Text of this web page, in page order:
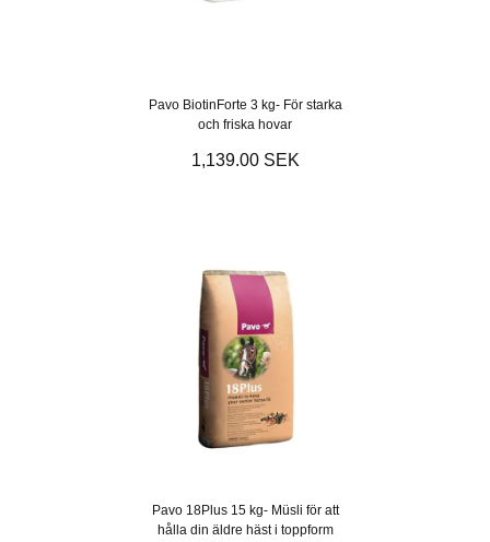
Pavo BiotinForte 3 kg- För starka
och friska hovar
1,139.00 SEK
Pavo 18Plus 15 kg- Müsli för att
hålla din äldre häst i toppform